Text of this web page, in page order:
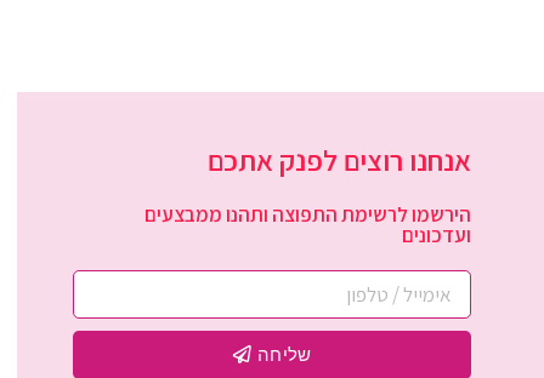
אנחנו רוצים לפנק אתכם
הירשמו לרשימת התפוצה ותהנו ממבצעים
ועדכונים
שליחה